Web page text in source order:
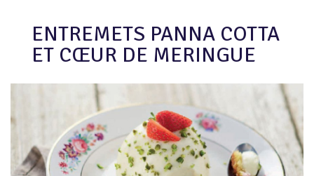
ENTREMETS PANNA COTTA
ET CŒUR DE MERINGUE